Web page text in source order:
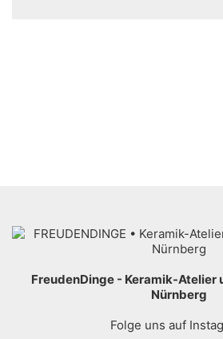
FreudenDinge - Keramik-Atelier
Nürnberg
Folge uns auf